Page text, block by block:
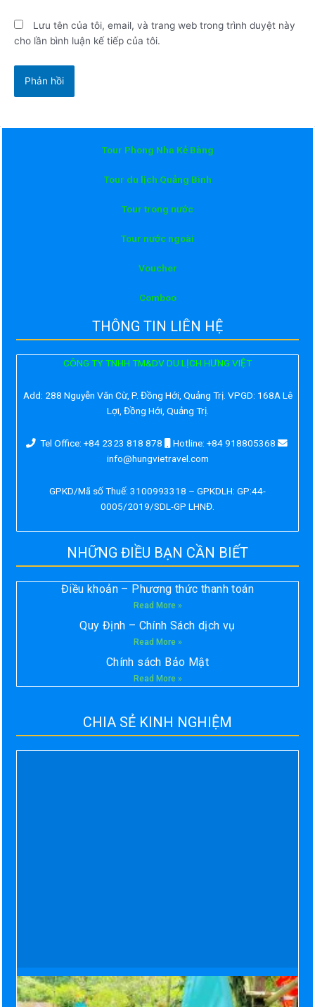
Lưu tên của tôi, email, và trang web trong trình duyệt này
cho lần bình luận kế tiếp của tôi.
Tour Phong Nha Kẻ Bàng
Tour du lịch Quảng Bình
Tour trong nước
Tour nước ngoài
Voucher
Comboo
THÔNG TIN LIÊN HỆ
CÔNG TY TNHH TM&DV DU LỊCH HƯNG VIỆT
Add: 288 Nguyễn Văn Cừ, P. Đồng Hới, Quảng Trị. VPGD: 168A Lê
Lợi, Đồng Hới, Quảng Trị.
Tel Office: +84 2323 818 878
Hotline: +84 918805368
info@hungvietravel.com
GPKD/Mã số Thuế: 3100993318 – GPKDLH: GP:44-
0005/2019/SDL-GP LHNĐ.
NHỮNG ĐIỀU BẠN CẦN BIẾT
Điều khoản – Phương thức thanh toán
Read More »
Quy Định – Chính Sách dịch vụ
Read More »
Chính sách Bảo Mật
Read More »
CHIA SẺ KINH NGHIỆM